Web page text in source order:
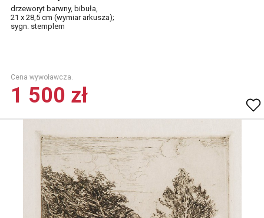
drzeworyt barwny, bibuła,
21 x 28,5 cm (wymiar arkusza);
sygn. stemplem
Cena wywoławcza.
1 500 zł